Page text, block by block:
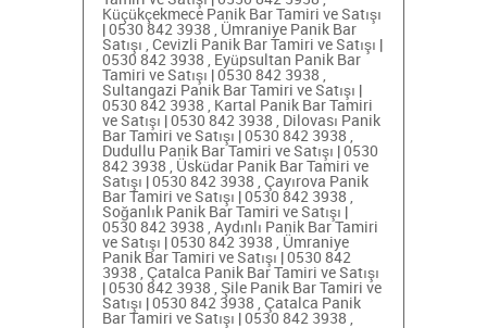
Küçükçekmece Panik Bar Tamiri ve Satışı
| 0530 842 3938
Ümraniye Panik Bar
Satışı
Cevizli Panik Bar Tamiri ve Satışı |
0530 842 3938
Eyüpsultan Panik Bar
Tamiri ve Satışı | 0530 842 3938
Sultangazi Panik Bar Tamiri ve Satışı |
0530 842 3938
Kartal Panik Bar Tamiri
ve Satışı | 0530 842 3938
Dilovası Panik
Bar Tamiri ve Satışı | 0530 842 3938
Dudullu Panik Bar Tamiri ve Satışı | 0530
842 3938
Üsküdar Panik Bar Tamiri ve
Satışı | 0530 842 3938
Çayırova Panik
Bar Tamiri ve Satışı | 0530 842 3938
Soğanlık Panik Bar Tamiri ve Satışı |
0530 842 3938
Aydınlı Panik Bar Tamiri
ve Satışı | 0530 842 3938
Ümraniye
Panik Bar Tamiri ve Satışı | 0530 842
3938
Çatalca Panik Bar Tamiri ve Satışı
| 0530 842 3938
Şile Panik Bar Tamiri ve
Satışı | 0530 842 3938
Çatalca Panik
Bar Tamiri ve Satışı | 0530 842 3938